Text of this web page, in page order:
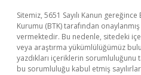
Sitemiz, 5651 Sayılı Kanun
Kurumu (BTK) tarafından
vermektedir. Bu nedenle, sitedeki
veya araştırma yükümlülüğümüz
yazdıkları içeriklerin sorumluluğunu
bu sorumluluğu kabul etmiş